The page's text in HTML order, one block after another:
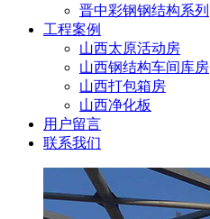
晋中彩钢钢结构系列
工程案例
山西太原活动房
山西钢结构车间库房
山西打包箱房
山西净化板
用户留言
联系我们